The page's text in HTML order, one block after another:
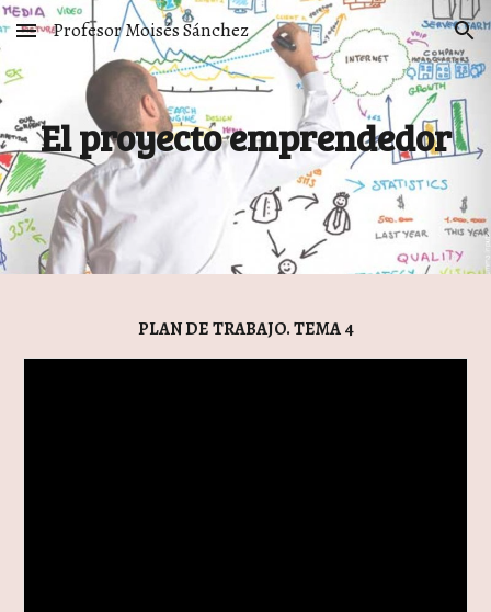
Skip to main content Skip to navigation
Profesor Moisés Sánchez
El proyecto emprendedor
PLAN DE TRABAJO. TEMA 4